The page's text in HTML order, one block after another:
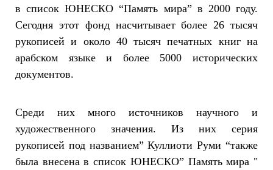
в список ЮНЕСКО “Память мира” в 2000 году.
Сегодня этот фонд насчитывает более 26 тысяч
рукописей и около 40 тысяч печатных книг на
арабском языке и более 5000 исторических
документов.
Среди них много источников научного и
художественного значения. Из них серия
рукописей под названием” Куллиоти Руми “также
была внесена в список ЮНЕСКО” Память мира "